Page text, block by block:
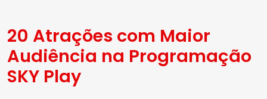
20 Atrações com Maior
Audiência na Programação
SKY Play